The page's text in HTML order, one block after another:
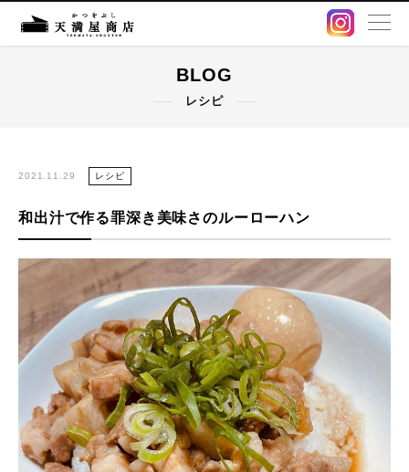
出汁パック
鰹節・削り節
オンラインストア
店舗情報
アクセス
BLOG
レシピ
2021.11.29 レシピ
和出汁で作る罪深き美味さのルーローハン